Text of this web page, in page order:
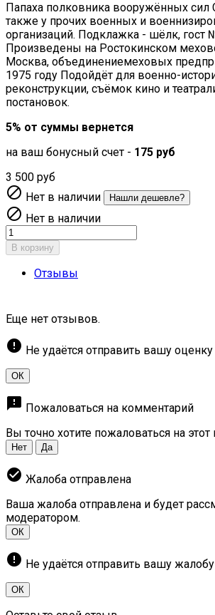
Папаха полковника вооружённых сил
также у прочих военных и
организаций. Подклажка - шёлк,
Произведены на Ростокинском
Москва, объединениемеховых
1975 году Подойдёт для военно-
реконструкции, съёмок кино и
постановок.
5% от суммы вернется
на ваш бонусный счет - 175 руб
3 500 руб
 Нет в наличии Нашли дешевле?
 Нет в наличии
В корзину
Отзывы
Еще нет отзывов.
error Не удаётся отправить вашу
ОК
feedback Пожаловаться на комментарий
Вы точно хотите пожаловаться на
Нет Да
check_circle Жалоба отправлена
Ваша жалоба отправлена и будет
модератором.
ОК
error Не удаётся отправить вашу жалобу
ОК